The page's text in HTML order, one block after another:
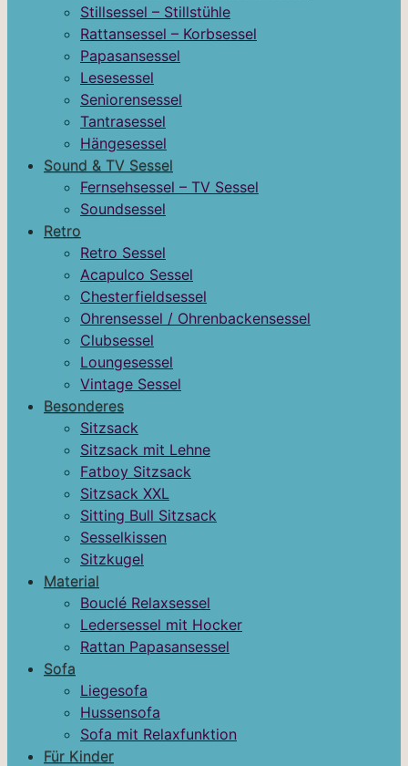
Stillsessel – Stillstühle
Rattansessel – Korbsessel
Papasansessel
Lesesessel
Seniorensessel
Tantrasessel
Hängesessel
Sound & TV Sessel
Fernsehsessel – TV Sessel
Soundsessel
Retro
Retro Sessel
Acapulco Sessel
Chesterfieldsessel
Ohrensessel / Ohrenbackensessel
Clubsessel
Loungesessel
Vintage Sessel
Besonderes
Sitzsack
Sitzsack mit Lehne
Fatboy Sitzsack
Sitzsack XXL
Sitting Bull Sitzsack
Sesselkissen
Sitzkugel
Material
Bouclé Relaxsessel
Ledersessel mit Hocker
Rattan Papasansessel
Sofa
Liegesofa
Hussensofa
Sofa mit Relaxfunktion
Für Kinder